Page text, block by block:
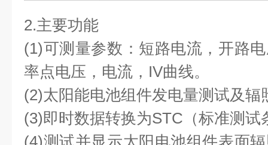
2.主要功能
(1)可测量参数：短路电流，开路
率点电压，电流，IV曲线。
(2)太阳能电池组件发电量测试及辐
(3)即时数据转换为STC（标准测试
(4)测试并显示太阳电池组件表面